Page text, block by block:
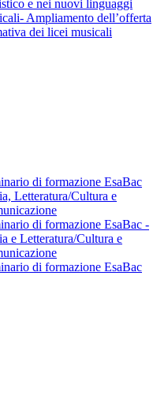
e nei nuovi linguaggi
Ampliamento dell’offerta
dei licei musicali
di formazione EsaBac
Letteratura/Cultura e
di formazione EsaBac -
e Letteratura/Cultura e
di formazione EsaBac